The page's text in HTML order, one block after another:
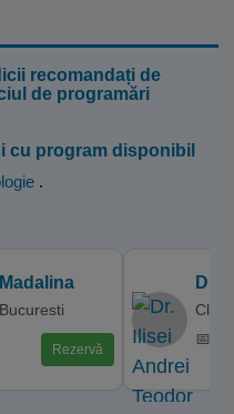
recomandați de
de programări
cu program disponibil
.
Rezervă
Dr.
📅